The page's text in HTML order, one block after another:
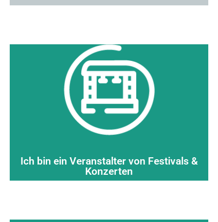
Ich bin ein Veranstalter von Festivals &
Konzerten
Bewegung an: wiederverwendbare und
pfandpflichtige Behälter für
Musikveranstaltungen .
ENTDECKEN >